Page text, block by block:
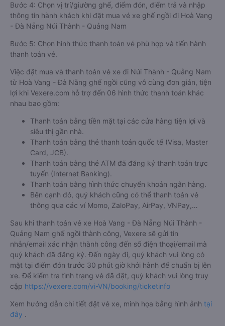
Bước 4: Chọn vị trí/giường ghế, điểm đón, điểm trả và nhập
thông tin hành khách khi đặt mua vé xe ghế ngồi đi Hoà Vang
- Đà Nẵng Núi Thành - Quảng Nam
Bước 5: Chọn hình thức thanh toán vé phù hợp và tiến hành
thanh toán vé.
Việc đặt mua và thanh toán vé xe đi Núi Thành - Quảng Nam
từ Hoà Vang - Đà Nẵng ghế ngồi cũng vô cùng đơn giản, tiện
lợi khi Vexere.com hỗ trợ đến 06 hình thức thanh toán khác
nhau bao gồm:
Thanh toán bằng tiền mặt tại các cửa hàng tiện lợi và
siêu thị gần nhà.
Thanh toán bằng thẻ thanh toán quốc tế (Visa, Master
Card, JCB).
Thanh toán bằng thẻ ATM đã đăng ký thanh toán trực
tuyến (Internet Banking).
Thanh toán bằng hình thức chuyển khoản ngân hàng.
Bên cạnh đó, quý khách cũng có thể thanh toán vé
thông qua các ví Momo, ZaloPay, AirPay, VNPay,…
Sau khi thanh toán vé xe Hoà Vang - Đà Nẵng Núi Thành -
Quảng Nam ghế ngồi thành công, Vexere sẽ gửi tin
nhắn/email xác nhận thành công đến số điện thoại/email mà
quý khách đã đăng ký. Đến ngày đi, quý khách vui lòng có
mặt tại điểm đón trước 30 phút giờ khởi hành để chuẩn bị lên
xe. Để kiểm tra tình trạng vé đã đặt, quý khách vui lòng truy
cập https://vexere.com/vi-VN/booking/ticketinfo
Xem hướng dẫn chi tiết đặt vé xe, minh họa bằng hình ảnh tại
đây .